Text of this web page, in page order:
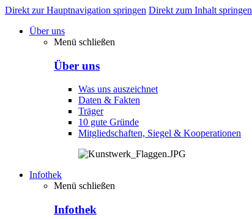
Direkt zur Hauptnavigation springen Direkt zum Inhalt springen
Über uns
Menü schließen
Über uns
Was uns auszeichnet
Daten & Fakten
Träger
10 gute Gründe
Mitgliedschaften, Siegel & Kooperationen
Infothek
Menü schließen
Infothek